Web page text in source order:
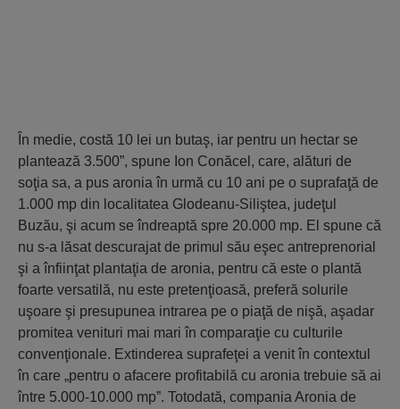
În medie, costă 10 lei un butaş, iar pentru un hectar se
plantează 3.500”, spune Ion Conăcel, care, alături de
soţia sa, a pus aronia în urmă cu 10 ani pe o suprafaţă de
1.000 mp din localitatea Glodeanu-Siliştea, judeţul
Buzău, şi acum se îndreaptă spre 20.000 mp. El spune că
nu s-a lăsat descurajat de primul său eşec antreprenorial
şi a înfiinţat plantaţia de aronia, pentru că este o plantă
foarte versatilă, nu este pretenţioasă, preferă solurile
uşoare şi presupunea intrarea pe o piaţă de nişă, aşadar
promitea venituri mai mari în comparaţie cu culturile
convenţionale. Extinderea suprafeţei a venit în contextul
în care „pentru o afacere profitabilă cu aronia trebuie să ai
între 5.000-10.000 mp”. Totodată, compania Aronia de